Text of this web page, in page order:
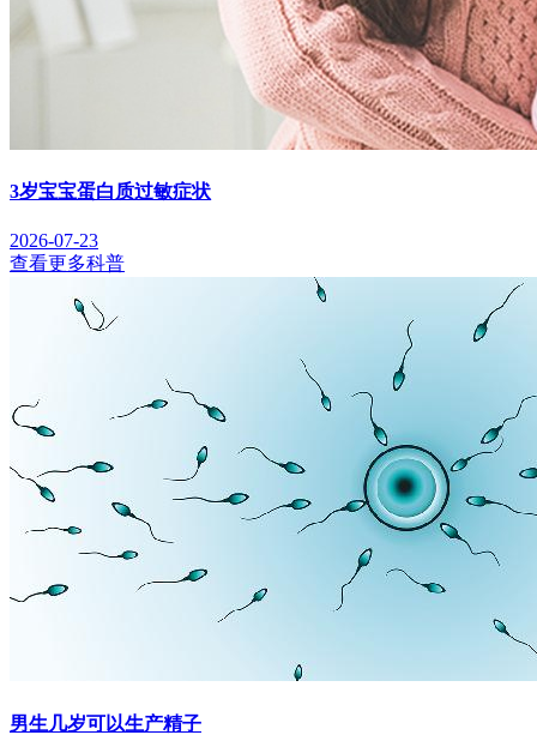
3岁宝宝蛋白质过敏症状
2026-07-23
查看更多科普
男生几岁可以生产精子